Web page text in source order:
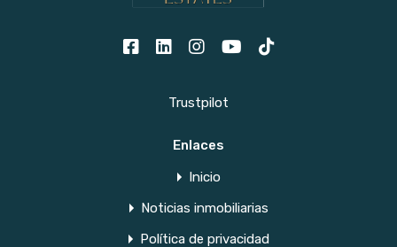
Trustpilot
Enlaces
Inicio
Noticias inmobiliarias
Política de privacidad